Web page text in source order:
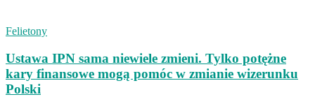
Felietony
Ustawa IPN sama niewiele zmieni. Tylko potężne
kary finansowe mogą pomóc w zmianie wizerunku
Polski